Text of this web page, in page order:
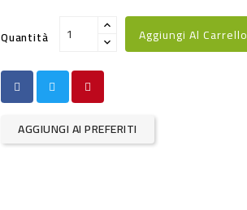
Quantità Aggiungi Al Carrello
AGGIUNGI AI PREFERITI